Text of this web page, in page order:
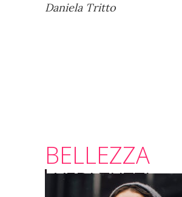
Daniela Tritto
BELLEZZA
VEDI TUTTI